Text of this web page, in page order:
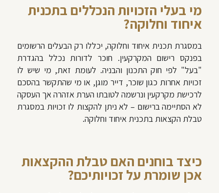
מי בעלי הזכויות הנכללים בתכנית
איחוד וחלוקה?
במסגרת תכנית איחוד וחלוקה, יכללו רק הבעלים הרשומים
בפנקס רישום המקרקעין. חוכר לדורות נכלל בהגדרת
"בעל" לפי חוק התכנון והבניה. לעומת זאת, מי שיש לו
זכויות אחרות כגון שוכר, דייר מוגן, או מי שהתקשר בהסכם
לרכישת מקרקעין ונרשמה לטובתו הערת אזהרה אך העסקה
לא הסתיימה ברישום – לא ניתן להקצות לו זכויות במסגרת
טבלת הקצאות בתכנית איחוד וחלוקה.
כיצד בוחנים האם טבלת ההקצאות
אכן שומרת על זכויותיכם?